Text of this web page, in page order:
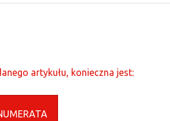
artykułu, konieczna jest: